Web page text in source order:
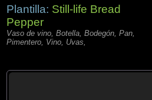
Plantilla: Still-life Bread
Pepper
Vaso de vino, Botella, Bodegón, Pan,
Pimentero, Vino, Uvas,